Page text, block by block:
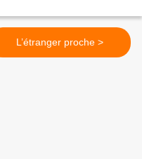
L’étranger proche >